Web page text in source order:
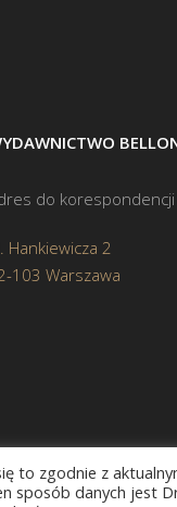
do korespondencji
Hankiewicza 2
103 Warszawa
to zgodnie z
sposób danych jest